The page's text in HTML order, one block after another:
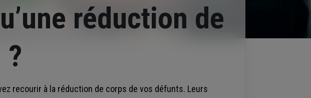
réduction de
recourir à la réduction de corps de vos défunts. Leurs